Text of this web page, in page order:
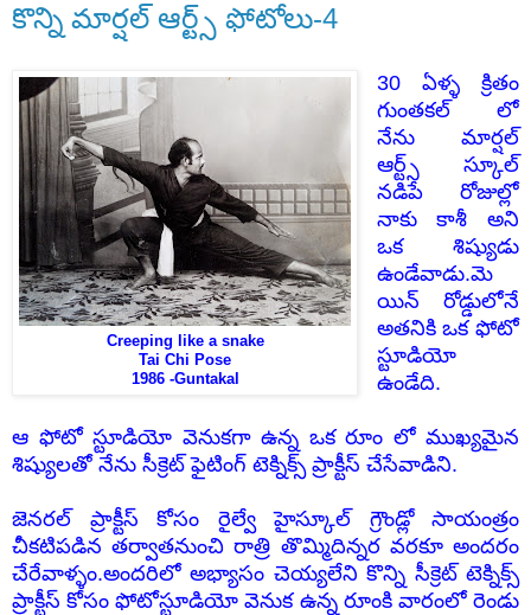
కొన్ని మార్షల్ ఆర్ట్స్ ఫోటోలు-4
Creeping like a snake
Tai Chi Pose
1986 -Guntakal
30 ఏళ్ళ క్రితం
గుంతకల్ లో
నేను మార్షల్
ఆర్ట్స్ స్కూల్
నడిపే రోజుల్లో
నాకు కాశీ అని
ఒక శిష్యుడు
ఉండేవాడు.మె
యిన్ రోడ్డులోనే
అతనికి ఒక ఫోటో
స్టూడియో
ఉండేది.
ఆ ఫోటో స్టూడియో వెనుకగా ఉన్న ఒక రూం లో ముఖ్యమైన
శిష్యులతో నేను సీక్రెట్ ఫైటింగ్ టెక్నిక్స్ ప్రాక్టీస్ చేసేవాడిని.
జెనరల్ ప్రాక్టీస్ కోసం రైల్వే హైస్కూల్ గ్రౌండ్లో సాయంత్రం
చీకటిపడిన తర్వాతనుంచి రాత్రి తొమ్మిదిన్నర వరకూ అందరం
చేరేవాళ్ళం.అందరిలో అభ్యాసం చెయ్యలేని కొన్ని సీక్రెట్ టెక్నిక్స్
ప్రాక్టీస్ కోసం ఫోటోస్టూడియో వెనుక ఉన్న రూంకి వారంలో రెండు